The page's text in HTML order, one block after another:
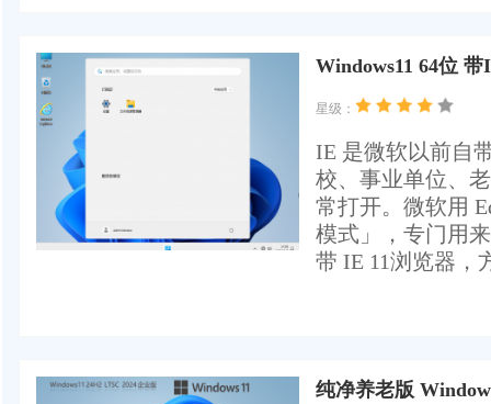
Windows11 64位
星级：
IE 是微软以前自
校、事业单位、
常打开。微软用
模式」，专门用
带 IE 11浏览器，
纯净养老版